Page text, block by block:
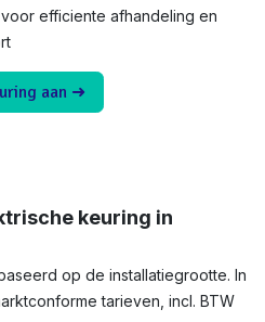
voor efficiente afhandeling en
aan ➜
keuring in
op de installatiegrootte. In
tarieven, incl. BTW